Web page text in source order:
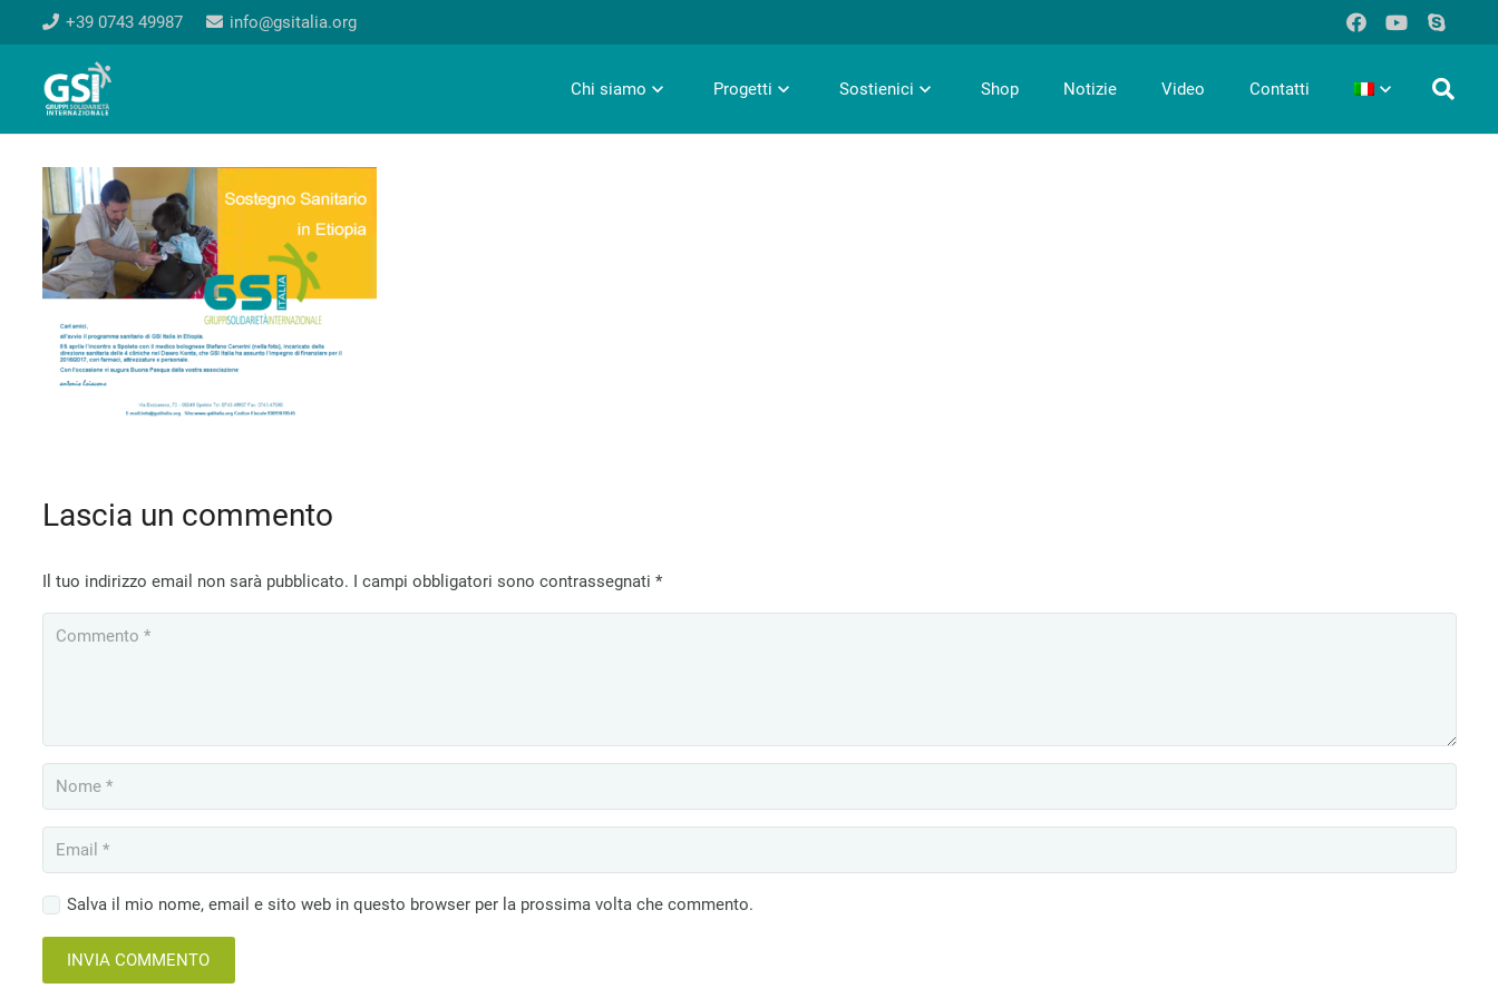
+39 0743 49987 info@gsitalia.org
Chi siamo Progetti Sostienici Shop Notizie Video Contatti
Lascia un commento
Il tuo indirizzo email non sarà pubblicato. I campi obbligatori sono contrassegnati *
Salva il mio nome, email e sito web in questo browser per la prossima volta che commento.
INVIA COMMENTO